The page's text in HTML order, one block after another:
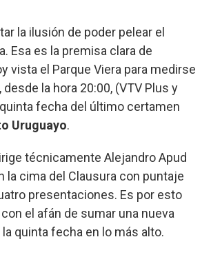
la ilusión de poder pelear el
Esa es la premisa clara de
vista el Parque Viera para medirse
la hora 20:00, (VTV Plus y
fecha del último certamen
Uruguayo.
técnicamente Alejandro Apud
la cima del Clausura con puntaje
presentaciones. Es por esto
el afán de sumar una nueva
quinta fecha en lo más alto.